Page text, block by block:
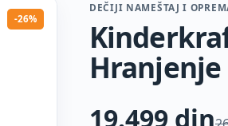
-26%
DEČIJI NAMEŠTAJ I
19.499 din